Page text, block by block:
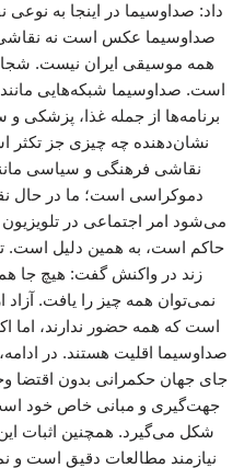
داد: صداوسیما در اینجا به
صداوسیما عکس است نه
همه موسیقی ایران نیست.
است. صداوسیما شبکه‌هایی
برنامه‌ها از جمله غذا، پزشکی
نشان‌دهنده چه چیزی جز تکثر
نقاشی فرهنگی و سیاسی
دموکراسی است؛ ما در حال
می‌شود امر اجتماعی در
حاکم است، به همین دلیل
زند در واکنش گفت: هیچ جا
نمی‌توان همه چیز را یافت.
است که همه حضور ندارند، اما
صداوسیما اقلیت هستند. در
جای جهان حکمرانی بدون اقتضا
جهت‌گیری و مبانی خاص خود است
شکل می‌گیرد. همچنین اثبات
نیازمند مطالعات دقیق است